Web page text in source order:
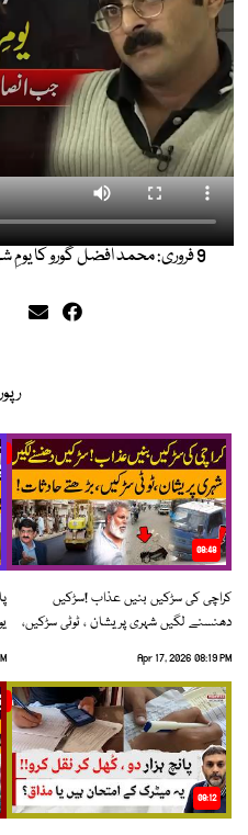
9 فروری: محمد افضل گورو کا یومِ شہادت، کشمیری عوام کی یادیں تازہ
08:48
کراچی کی سڑکیں بنیں عذاب !سڑکیں
دھنسنے لگیں شہری پریشان ، ٹوٹی سڑکیں،
Apr 17, 2026 08:19 PM
09:12